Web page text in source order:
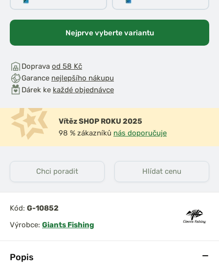
Popis
Nejprve vyberte variantu
Doprava od 58 Kč
Garance nejlepšího nákupu
Dárek ke každé objednávce
Vítěz SHOP ROKU 2025
98 % zákazníků nás doporučuje
Chci poradit Hlídat cenu
Kód: G-10852
Výrobce: Giants Fishing